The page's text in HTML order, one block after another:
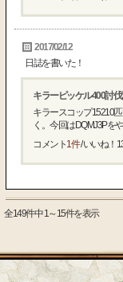
2017/02/12
日誌を書いた！
キラーピッケル400討
キラースコップ15210
く。今回はDQMJ3Pを
コメント1件/ いいね！
全149件中 1～15件を表示